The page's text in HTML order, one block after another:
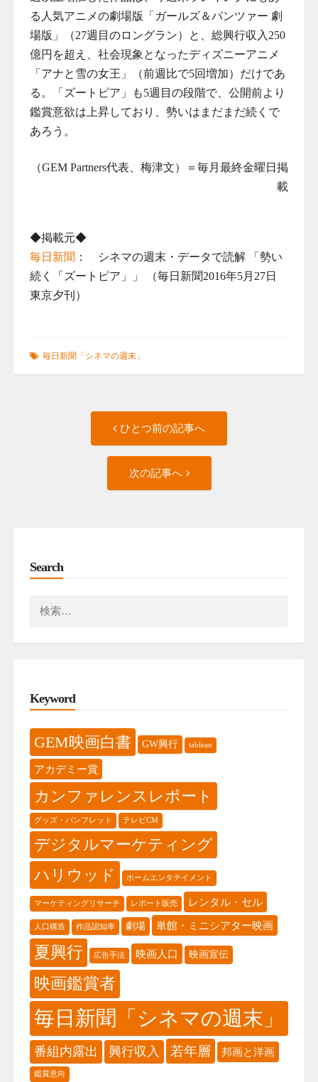
る人気アニメの劇場版「ガールズ＆パンツァー 劇
場版」（27週目のロングラン）と、総興行収入250
億円を超え、社会現象となったディズニーアニメ
「アナと雪の女王」（前週比で5回増加）だけであ
る。「ズートピア」も5週目の段階で、公開前より
鑑賞意欲は上昇しており、勢いはまだまだ続くで
あろう。
（GEM Partners代表、梅津文）＝毎月最終金曜日掲
載
◆掲載元◆
毎日新聞 ： シネマの週末・データで読解 「勢い
続く「ズートピア」」 （毎日新聞2016年5月27日
東京夕刊）
毎日新聞「シネマの週末」
navigation
ひとつ前の記事へ
次の記事へ
Search
Keyword
GEM映画白書 GW興行 tableau
アカデミー賞
カンファレンスレポート
グッズ・パンフレット テレビCM
デジタルマーケティング
ハリウッド ホームエンタテイメント
マーケティングリサーチ レポート販売 レンタル・セル
人口構造 作品認知率 劇場 単館・ミニシアター映画
夏興行 広告手法 映画人口 映画宣伝
映画鑑賞者
毎日新聞「シネマの週末」
番組内露出 興行収入 若年層 邦画と洋画
鑑賞意向